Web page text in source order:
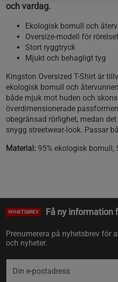
och vardag.
Ekologisk bomull och
Oversize-modell för
Stort ryggtryck
Mjukt och behagligt tyg
Kingston Oversized T-Shirt är
ekologisk bomull och
både mjuk mot huden och
överdimensionerade
obegränsad rörlighet, medan
snygg streetwear-look. Passar
Material: 95% ekologisk bomull,
NYHETSBREV Få ny information
Prenumerera på nyhetsbrev för
och nyheter.